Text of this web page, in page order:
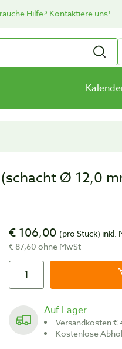
Hilfe? Kontaktiere uns!
Ø 12,0
€ 106,00 (pro Stück) inkl.
€ 87,60 ohne MwSt
Auf Lager
Versandkosten €
Kostenlose